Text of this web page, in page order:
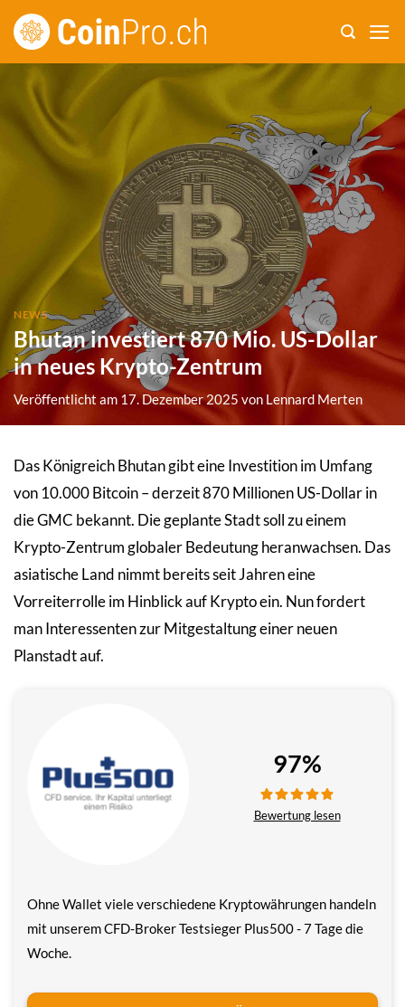
Zum
Inhalt
NEWS
Bhutan investiert 870 Mio. US-Dollar
in neues Krypto-Zentrum
Veröffentlicht am 17. Dezember 2025 von Lennard Merten
Das Königreich Bhutan gibt eine Investition im Umfang
von 10.000 Bitcoin – derzeit 870 Millionen US-Dollar in
die GMC bekannt. Die geplante Stadt soll zu einem
Krypto-Zentrum globaler Bedeutung heranwachsen. Das
asiatische Land nimmt bereits seit Jahren eine
Vorreiterrolle im Hinblick auf Krypto ein. Nun fordert
man Interessenten zur Mitgestaltung einer neuen
Planstadt auf.
Ohne Wallet viele verschiedene Krypto­währungen handeln
mit unserem CFD-Broker Testsieger Plus500 - 7 Tage die
Woche.
97%
Bewertung lesen